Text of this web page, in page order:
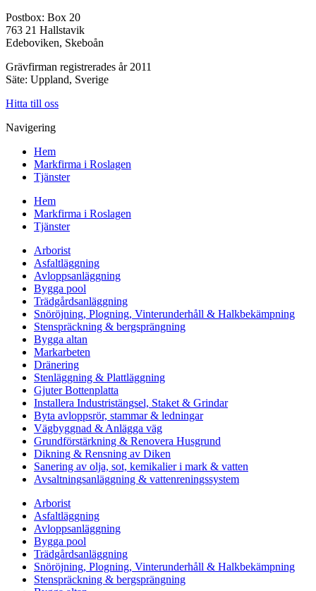
Postbox: Box 20
763 21 Hallstavik
Edeboviken, Skeboån
Grävfirman registrerades år 2011
Säte: Uppland, Sverige
Hitta till oss
Navigering
Hem
Markfirma i Roslagen
Tjänster
Hem
Markfirma i Roslagen
Tjänster
Arborist
Asfaltläggning
Avloppsanläggning
Bygga pool
Trädgårdsanläggning
Snöröjning, Plogning, Vinterunderhåll & Halkbekämpning
Stenspräckning & bergsprängning
Bygga altan
Markarbeten
Dränering
Stenläggning & Plattläggning
Gjuter Bottenplatta
Installera Industristängsel, Staket & Grindar
Byta avloppsrör, stammar & ledningar
Vägbyggnad & Anlägga väg
Grundförstärkning & Renovera Husgrund
Dikning & Rensning av Diken
Sanering av olja, sot, kemikalier i mark & vatten
Avsaltningsanläggning & vattenreningssystem
Arborist
Asfaltläggning
Avloppsanläggning
Bygga pool
Trädgårdsanläggning
Snöröjning, Plogning, Vinterunderhåll & Halkbekämpning
Stenspräckning & bergsprängning